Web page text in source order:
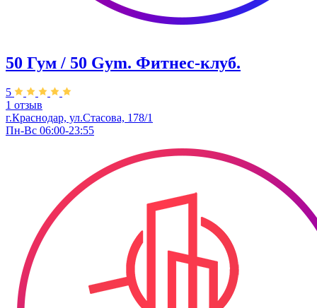
50 Гум / 50 Gym. Фитнес-клуб.
5
1 отзыв
г.Краснодар, ул.Стасова, 178/1
Пн-Вс 06:00-23:55